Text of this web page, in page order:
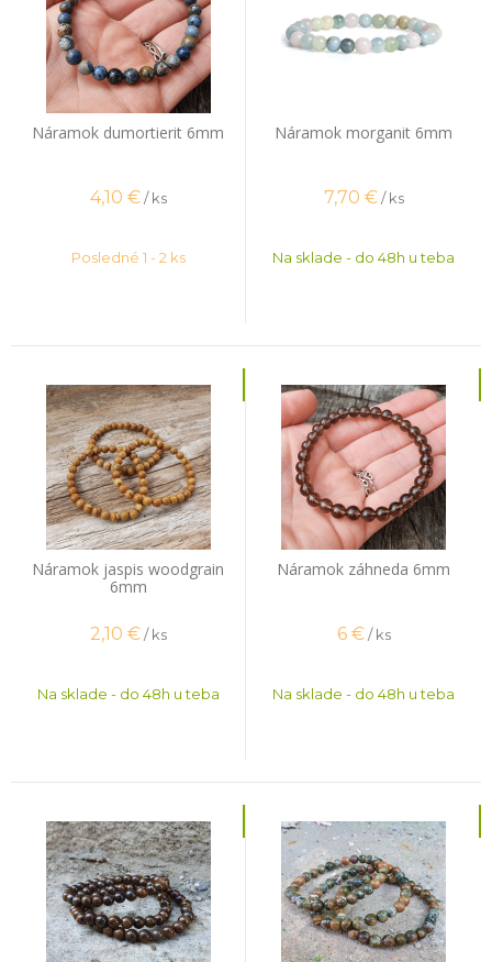
Náramok dumortierit 6mm
4,10 € / ks
Posledné 1 - 2 ks
Náramok morganit 6mm
7,70 € / ks
Na sklade - do 48h u teba
Náramok jaspis woodgrain
6mm
2,10 € / ks
Na sklade - do 48h u teba
Náramok záhneda 6mm
6 € / ks
Na sklade - do 48h u teba